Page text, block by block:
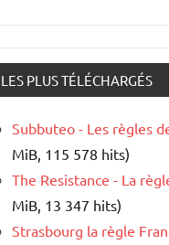
LES PLUS TÉLÉCHARGÉS
Subbuteo - Les règles
MiB, 115 578 hits)
The Resistance - La
MiB, 13 347 hits)
Strasbourg la règle